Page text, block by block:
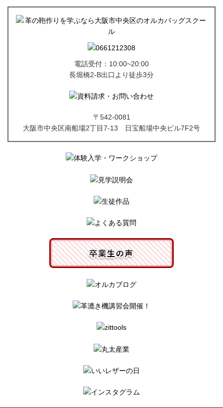
電話受付：10:00~20:00
長堀橋2-B出口より徒歩3分
〒542-0081
大阪市中央区南船場2丁目7-13 日宝船場中央ビル7F2号